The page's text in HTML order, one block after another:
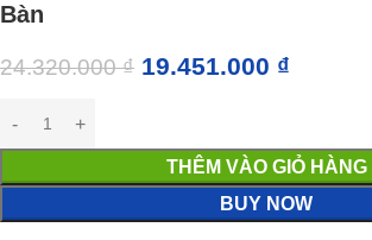
Bàn
24.320.000₫ 19.451.000 ₫
THÊM VÀO GIỎ HÀNG
BUY NOW